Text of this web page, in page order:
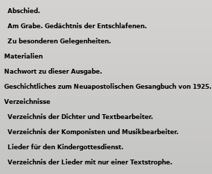
Abschied.
Am Grabe. Gedächtnis der Entschlafenen.
Zu besonderen Gelegenheiten.
Materialien
Nachwort zu dieser Ausgabe.
Geschichtliches zum Neuapostolischen Gesangbuch von 1925.
Verzeichnisse
Verzeichnis der Dichter und Textbearbeiter.
Verzeichnis der Komponisten und Musikbearbeiter.
Lieder für den Kindergottesdienst.
Verzeichnis der Lieder mit nur einer Textstrophe.